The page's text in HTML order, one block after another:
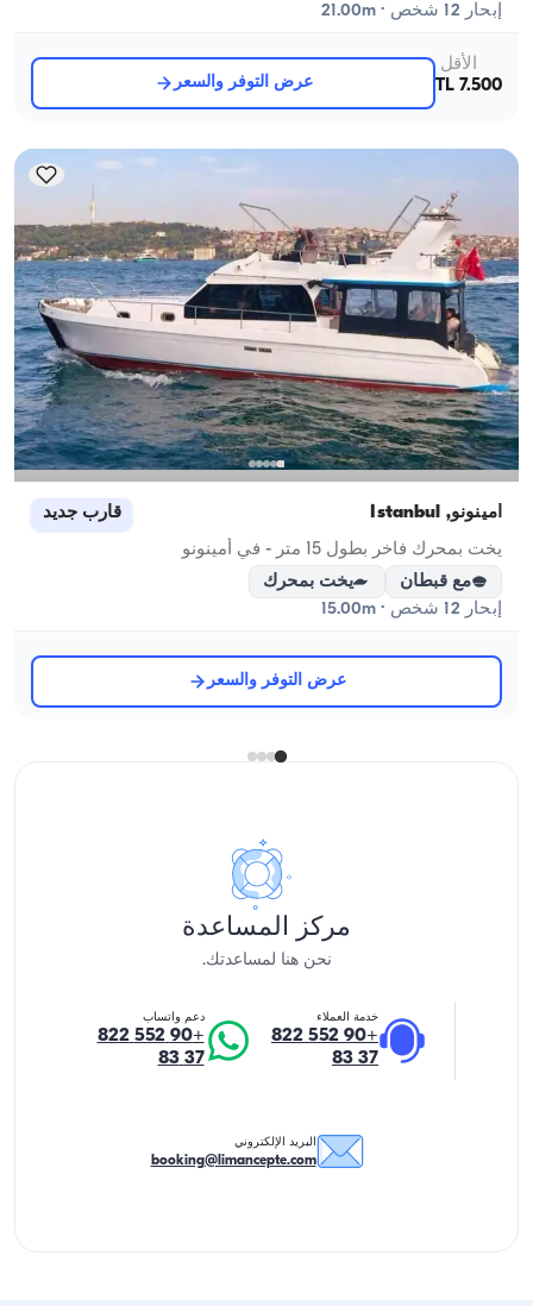
إبحار 12 شخص · 21.00m
الأقل
7.500 TL
عرض التوفر والسعر
أمينونو, İstanbul قارب جديد
يخت بمحرك فاخر بطول 15 متر - في أمينونو
مع قبطان
يخت بمحرك
إبحار 12 شخص · 15.00m
عرض التوفر والسعر
مركز المساعدة
نحن هنا لمساعدتك.
خدمة العملاء
+90 552 822
37 83
دعم واتساب
+90 552 822
37 83
البريد الإلكتروني
booking@limancepte.com